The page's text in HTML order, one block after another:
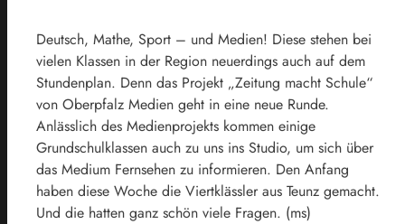
Deutsch, Mathe, Sport – und Medien! Diese stehen bei
vielen Klassen in der Region neuerdings auch auf dem
Stundenplan. Denn das Projekt „Zeitung macht Schule“
von Oberpfalz Medien geht in eine neue Runde.
Anlässlich des Medienprojekts kommen einige
Grundschulklassen auch zu uns ins Studio, um sich über
das Medium Fernsehen zu informieren. Den Anfang
haben diese Woche die Viertklässler aus Teunz gemacht.
Und die hatten ganz schön viele Fragen. (ms)